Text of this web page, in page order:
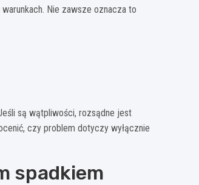
Nie zawsze oznacza to
są wątpliwości, rozsądne jest
czy problem dotyczy wyłącznie
spadkiem